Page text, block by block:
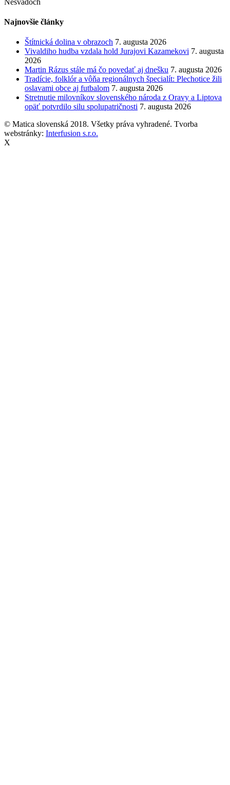
Najnovšie články
Štítnická dolina v obrazoch 7. augusta 2026
Vivaldiho hudba vzdala hold Jurajovi Kazamekovi 7. augusta
2026
Martin Rázus stále má čo povedať aj dnešku 7. augusta 2026
Tradície, folklór a vôňa regionálnych špecialít: Plechotice žili
oslavami obce aj futbalom 7. augusta 2026
Stretnutie milovníkov slovenského národa z Oravy a Liptova
opäť potvrdilo silu spolupatričnosti 7. augusta 2026
© Matica slovenská 2018. Všetky práva vyhradené. Tvorba
webstránky: Interfusion s.r.o.
X